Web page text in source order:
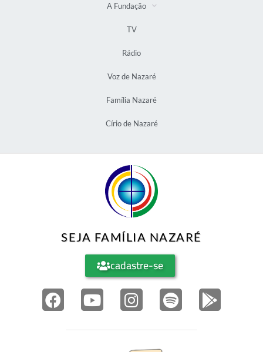
A Fundação
TV
Rádio
Voz de Nazaré
Família Nazaré
Círio de Nazaré
SEJA FAMÍLIA NAZARÉ
cadastre-se